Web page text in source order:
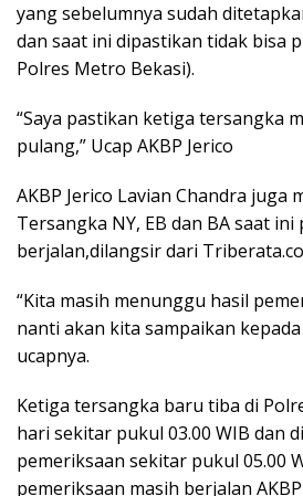
yang sebelumnya sudah
dan saat ini dipastikan tidak bisa
Polres Metro Bekasi).
“Saya pastikan ketiga tersangka
pulang,” Ucap AKBP Jerico
AKBP Jerico Lavian Chandra juga
Tersangka NY, EB dan BA saat
berjalan,dilangsir dari
“Kita masih menunggu hasil
nanti akan kita sampaikan
ucapnya.
Ketiga tersangka baru tiba di
hari sekitar pukul 03.00 WIB dan
pemeriksaan sekitar pukul 05.00
pemeriksaan masih berjalan